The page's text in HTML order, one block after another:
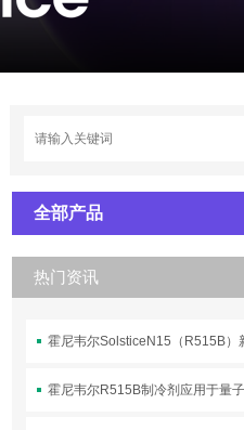
全部产品
热门资讯
霍尼韦尔SolsticeN15（R515B）
霍尼韦尔R515B制冷剂应用于量